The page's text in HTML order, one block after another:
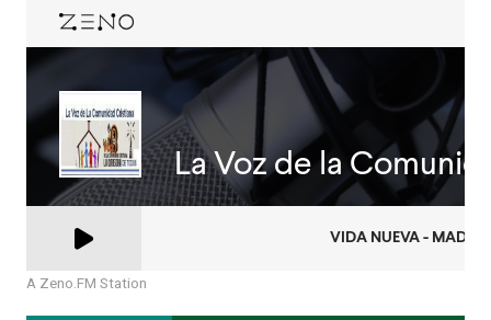
A Zeno.FM Station